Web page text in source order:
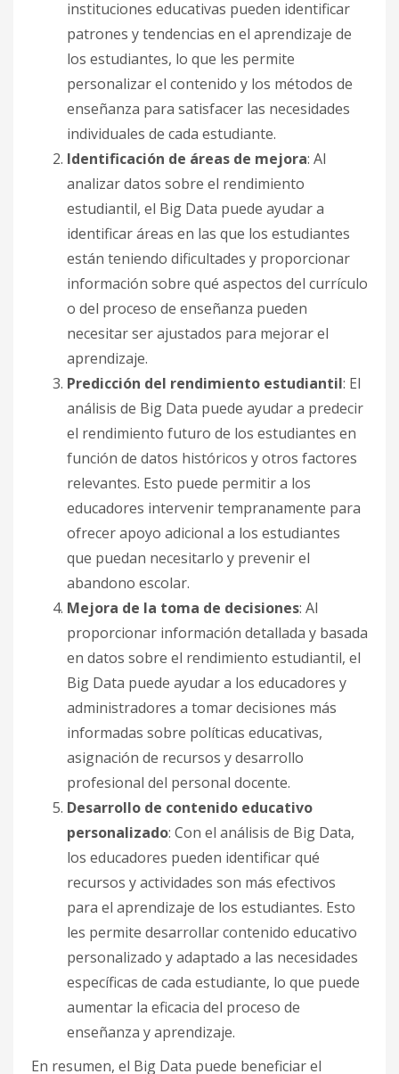
instituciones educativas pueden identificar
patrones y tendencias en el aprendizaje de
los estudiantes, lo que les permite
personalizar el contenido y los métodos de
enseñanza para satisfacer las necesidades
individuales de cada estudiante.
Identificación de áreas de mejora: Al
analizar datos sobre el rendimiento
estudiantil, el Big Data puede ayudar a
identificar áreas en las que los estudiantes
están teniendo dificultades y proporcionar
información sobre qué aspectos del currículo
o del proceso de enseñanza pueden
necesitar ser ajustados para mejorar el
aprendizaje.
Predicción del rendimiento estudiantil: El
análisis de Big Data puede ayudar a predecir
el rendimiento futuro de los estudiantes en
función de datos históricos y otros factores
relevantes. Esto puede permitir a los
educadores intervenir tempranamente para
ofrecer apoyo adicional a los estudiantes
que puedan necesitarlo y prevenir el
abandono escolar.
Mejora de la toma de decisiones: Al
proporcionar información detallada y basada
en datos sobre el rendimiento estudiantil, el
Big Data puede ayudar a los educadores y
administradores a tomar decisiones más
informadas sobre políticas educativas,
asignación de recursos y desarrollo
profesional del personal docente.
Desarrollo de contenido educativo
personalizado: Con el análisis de Big Data,
los educadores pueden identificar qué
recursos y actividades son más efectivos
para el aprendizaje de los estudiantes. Esto
les permite desarrollar contenido educativo
personalizado y adaptado a las necesidades
específicas de cada estudiante, lo que puede
aumentar la eficacia del proceso de
enseñanza y aprendizaje.
En resumen, el Big Data puede beneficiar el